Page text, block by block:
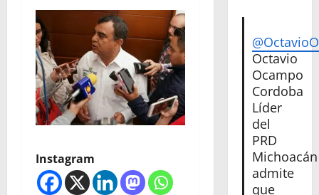
Instagram
Octavio
Ocampo
Cordoba
Líder
del
PRD
Michoacán
admite
que